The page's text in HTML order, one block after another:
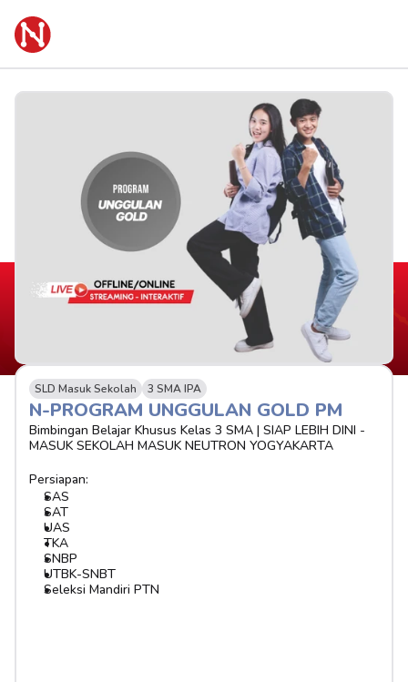
SLD Masuk Sekolah 3 SMA IPA
N-PROGRAM UNGGULAN GOLD PM
Bimbingan Belajar Khusus Kelas 3 SMA | SIAP LEBIH DINI -
MASUK SEKOLAH MASUK NEUTRON YOGYAKARTA
Persiapan:
SAS
SAT
UAS
TKA
SNBP
UTBK-SNBT
Seleksi Mandiri PTN